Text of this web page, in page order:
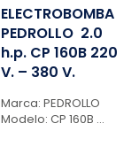
ELECTROBOMBA
PEDROLLO 2.0
h.p. CP 160B 220
V. – 380 V.
Marca: PEDROLLO
Modelo: CP 160B ...